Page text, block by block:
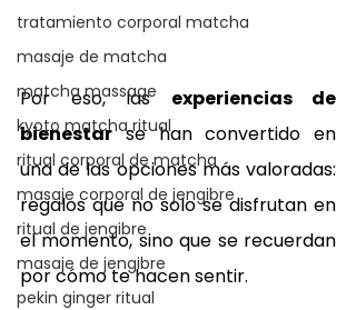
tratamiento corporal matcha
masaje de matcha
matcha massage
kyoto matcha ritual
ritual corporal de matcha
masaje corporal de jengibre
ritual de jengibre
masaje de jengibre
pekin ginger ritual
Por eso, las experiencias de
bienestar se han convertido en
una de las opciones más valoradas:
regalos que no solo se disfrutan en
el momento, sino que se recuerdan
por cómo te hacen sentir.